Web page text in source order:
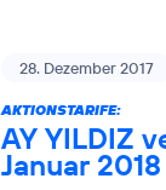
28. Dezember 2017
AKTIONSTARIFE:
AY YILDIZ
Januar 2018